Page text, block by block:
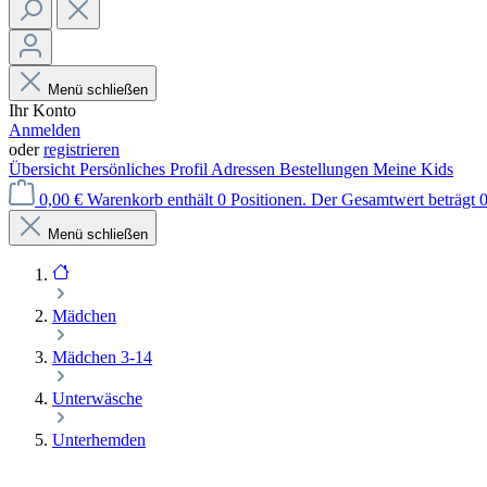
Menü schließen
Ihr Konto
Anmelden
oderregistrieren
Übersicht Persönliches Profil Adressen Bestellungen Meine Kids
0,00 € Warenkorb enthält 0 Positionen. Der Gesamtwert beträgt
Menü schließen
Mädchen
Mädchen 3-14
Unterwäsche
Unterhemden